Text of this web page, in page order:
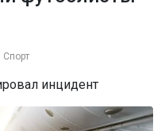
Спорт
инцидент